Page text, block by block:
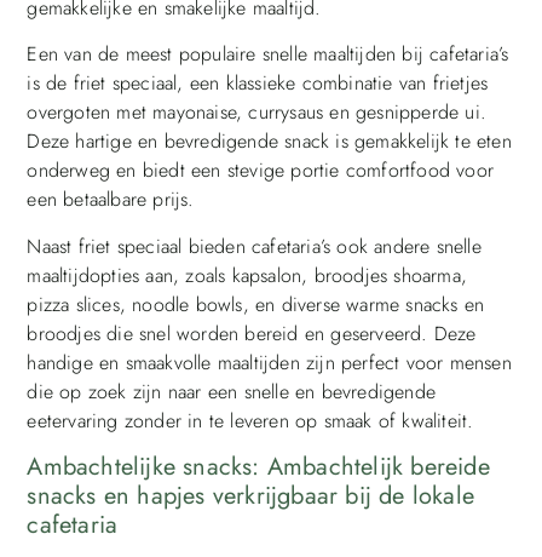
gemakkelijke en smakelijke maaltijd.
Een van de meest populaire snelle maaltijden bij cafetaria’s
is de friet speciaal, een klassieke combinatie van frietjes
overgoten met mayonaise, currysaus en gesnipperde ui.
Deze hartige en bevredigende snack is gemakkelijk te eten
onderweg en biedt een stevige portie comfortfood voor
een betaalbare prijs.
Naast friet speciaal bieden cafetaria’s ook andere snelle
maaltijdopties aan, zoals kapsalon, broodjes shoarma,
pizza slices, noodle bowls, en diverse warme snacks en
broodjes die snel worden bereid en geserveerd. Deze
handige en smaakvolle maaltijden zijn perfect voor mensen
die op zoek zijn naar een snelle en bevredigende
eetervaring zonder in te leveren op smaak of kwaliteit.
Ambachtelijke snacks: Ambachtelijk bereide
snacks en hapjes verkrijgbaar bij de lokale
cafetaria